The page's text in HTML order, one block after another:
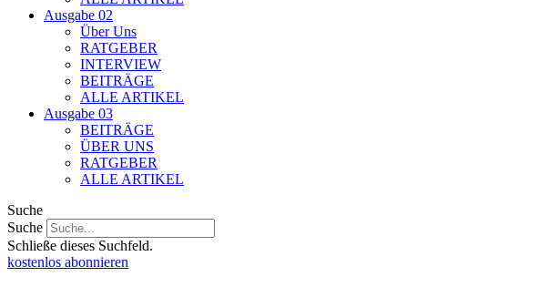
Ausgabe 02
Über Uns
RATGEBER
INTERVIEW
BEITRÄGE
ALLE ARTIKEL
Ausgabe 03
BEITRÄGE
ÜBER UNS
RATGEBER
ALLE ARTIKEL
Suche
Suche
Schließe dieses Suchfeld.
kostenlos abonnieren